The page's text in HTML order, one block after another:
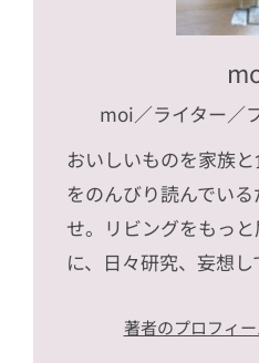
moi／ライター／
おいしいものを家族
をのんびり読んでい
せ。リビングをもっ
に、日々研究、妄想し
著者のプロフィ